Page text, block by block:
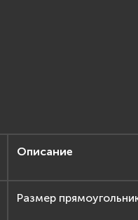
Описание
Размер